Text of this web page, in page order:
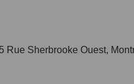
Rue Sherbrooke Ouest,